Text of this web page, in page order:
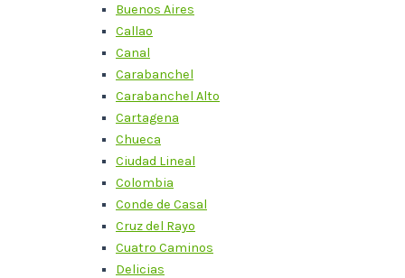
Buenos Aires
Callao
Canal
Carabanchel
Carabanchel Alto
Cartagena
Chueca
Ciudad Lineal
Colombia
Conde de Casal
Cruz del Rayo
Cuatro Caminos
Delicias